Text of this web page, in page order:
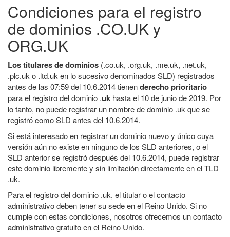
Condiciones para el registro
de dominios .CO.UK y
ORG.UK
Los titulares de dominios (.co.uk, .org.uk, .me.uk, .net.uk,
.plc.uk o .ltd.uk en lo sucesivo denominados SLD) registrados
antes de las 07:59 del 10.6.2014 tienenderecho prioritario
para el registro del dominio .uk hasta el 10 de junio de 2019. Por
lo tanto, no puede registrar un nombre de dominio .uk que se
registró como SLD antes del 10.6.2014.
Si está interesado en registrar un dominio nuevo y único cuya
versión aún no existe en ninguno de los SLD anteriores, o el
SLD anterior se registró después del 10.6.2014, puede registrar
este dominio libremente y sin limitación directamente en el TLD
.uk.
Para el registro del dominio .uk, el titular o el contacto
administrativo deben tener su sede en el Reino Unido. Si no
cumple con estas condiciones, nosotros ofrecemos un contacto
administrativo gratuito en el Reino Unido.